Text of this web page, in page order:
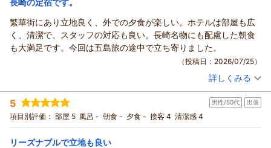
フロント 寺田
支配人
（返信日：2026/07/27）
リッチモンドホテル長崎思案橋からの返信
いつもリッチモンドホテル長崎思案橋にご宿泊いただき誠にあ
りがとうございます。
毎月私どものホテルをご利用いただき、大変光栄に存じます。
また、立地や客室、接客、清掃についてもお褒めのお言葉をい
ただき、スタッフ一同大変嬉しく思います。
これからも快適にお過ごしいただけるよう、清潔で心地よい空
間づくりと、より良いサービスの提供に努めてまいります。
最後になりますが、お忙しい中ご投稿いただき誠にありがとう
ございました。
繁華街にあり立地良く、外での夕食が楽しい。ホテルは部屋も広
く、清潔で、スタッフの対応も良い。長崎名物にも配慮した朝食
も大満足です。今回は五島旅の途中で立ち寄りました。
（投稿日：2026/07/25）
投稿者： アキラさん(男性/70代)
宿泊プラン： 【60日前までの予約でお得！】 早割60＜スタンダードプラ
ン 朝食付＞
シングル 朝のみ
宿泊価格帯： 11,001～12,000円(大人一人あたり/税込)
詳しくみる
5 男性/50代 出張
項目別評価： 部屋 5 風呂 - 朝食 - 夕食 - 接客 4 清潔感 4
リーズナブルで立地も良い